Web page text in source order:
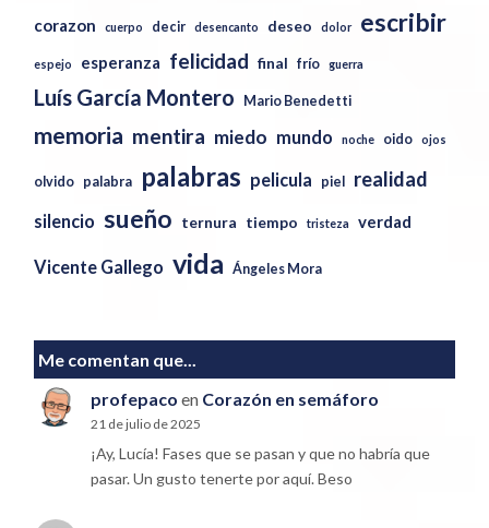
corazon cuerpo decir desencanto deseo dolor escribir
espejo esperanza felicidad final frío guerra
Luís García Montero Mario Benedetti
memoria mentira miedo mundo noche oido ojos
olvido palabra palabras pelicula piel realidad
silencio sueño ternura tiempo tristeza verdad
Vicente Gallego vida Ángeles Mora
Me comentan que...
profepaco en Corazón en semáforo
21 de julio de 2025
¡Ay, Lucía! Fases que se pasan y que no habría que
pasar. Un gusto tenerte por aquí. Beso